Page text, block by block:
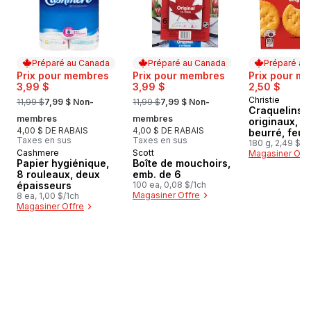
Préparé au Canada
Prix pour membres
3,99 $
, formerly:
11,99 $7,99 $ Non-
membres
4,00 $ DE RABAIS
Taxes en sus
Préparé au Canada
Cashmere
Papier hygiénique,
8 rouleaux, deux
épaisseurs
8 ea, 1,00 $/1ch
Magasiner Offre
Préparé au Canada
Prix pour membres
3,99 $
, formerly:
11,99 $7,99 $ Non-
membres
4,00 $ DE RABAIS
Taxes en sus
Préparé au Canada
Scott
Boîte de mouchoirs,
emb. de 6
100 ea, 0,08 $/1ch
Magasiner Offre
Préparé au
Prix pour
2,50 $
Préparé au
Christie
Craquelins
originaux,
beurré,
craquelin
bouche
180 g, 2,49 $/
Magasiner